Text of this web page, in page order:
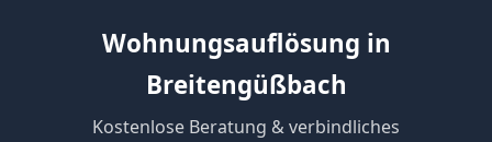
Wohnungsauflösung in
Breitengüßbach
Kostenlose Beratung & verbindliches